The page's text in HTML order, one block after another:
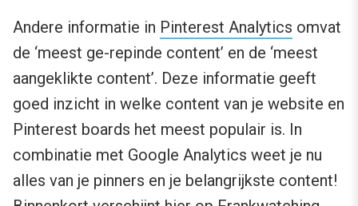
Andere informatie in Pinterest Analytics omvat
de ‘meest ge-repinde content’ en de ‘meest
aangeklikte content’. Deze informatie geeft
goed inzicht in welke content van je website en
Pinterest boards het meest populair is. In
combinatie met Google Analytics weet je nu
alles van je pinners en je belangrijkste content!